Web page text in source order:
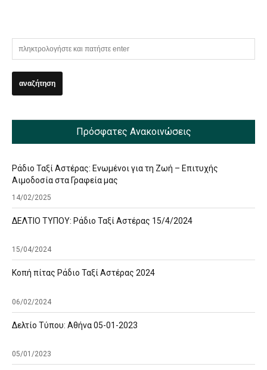
Πρόσφατες Ανακοινώσεις
Ράδιο Ταξί Αστέρας: Ενωμένοι για τη Ζωή – Επιτυχής
Αιμοδοσία στα Γραφεία μας
14/02/2025
ΔΕΛΤΙΟ ΤΥΠΟΥ: Ράδιο Ταξί Αστέρας 15/4/2024
15/04/2024
Κοπή πίτας Ράδιο Ταξί Αστέρας 2024
06/02/2024
Δελτίο Τύπου: Αθήνα 05-01-2023
05/01/2023